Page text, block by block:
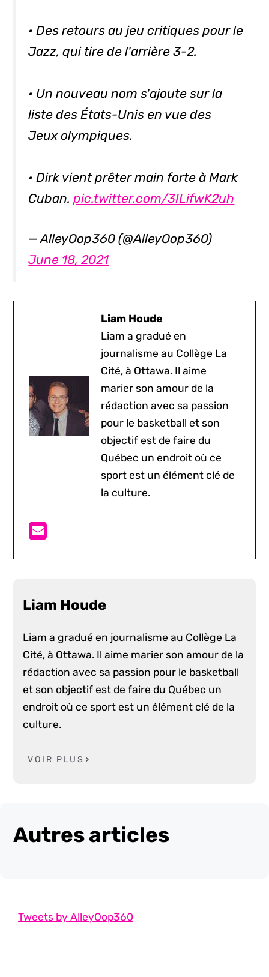
• Des retours au jeu critiques pour le
Jazz, qui tire de l'arrière 3-2.
• Un nouveau nom s'ajoute sur la
liste des États-Unis en vue des
Jeux olympiques.
• Dirk vient prêter main forte à Mark
Cuban.pic.twitter.com/3ILifwK2uh
— AlleyOop360 (@AlleyOop360)
June 18, 2021
Liam Houde
Liam a gradué en
journalisme au Collège La
Cité, à Ottawa. Il aime
marier son amour de la
rédaction avec sa passion
pour le basketball et son
objectif est de faire du
Québec un endroit où ce
sport est un élément clé de
la culture.
Liam Houde
Liam a gradué en journalisme au Collège La
Cité, à Ottawa. Il aime marier son amour de la
rédaction avec sa passion pour le basketball
et son objectif est de faire du Québec un
endroit où ce sport est un élément clé de la
culture.
VOIR PLUS
Autres articles
Tweets by AlleyOop360